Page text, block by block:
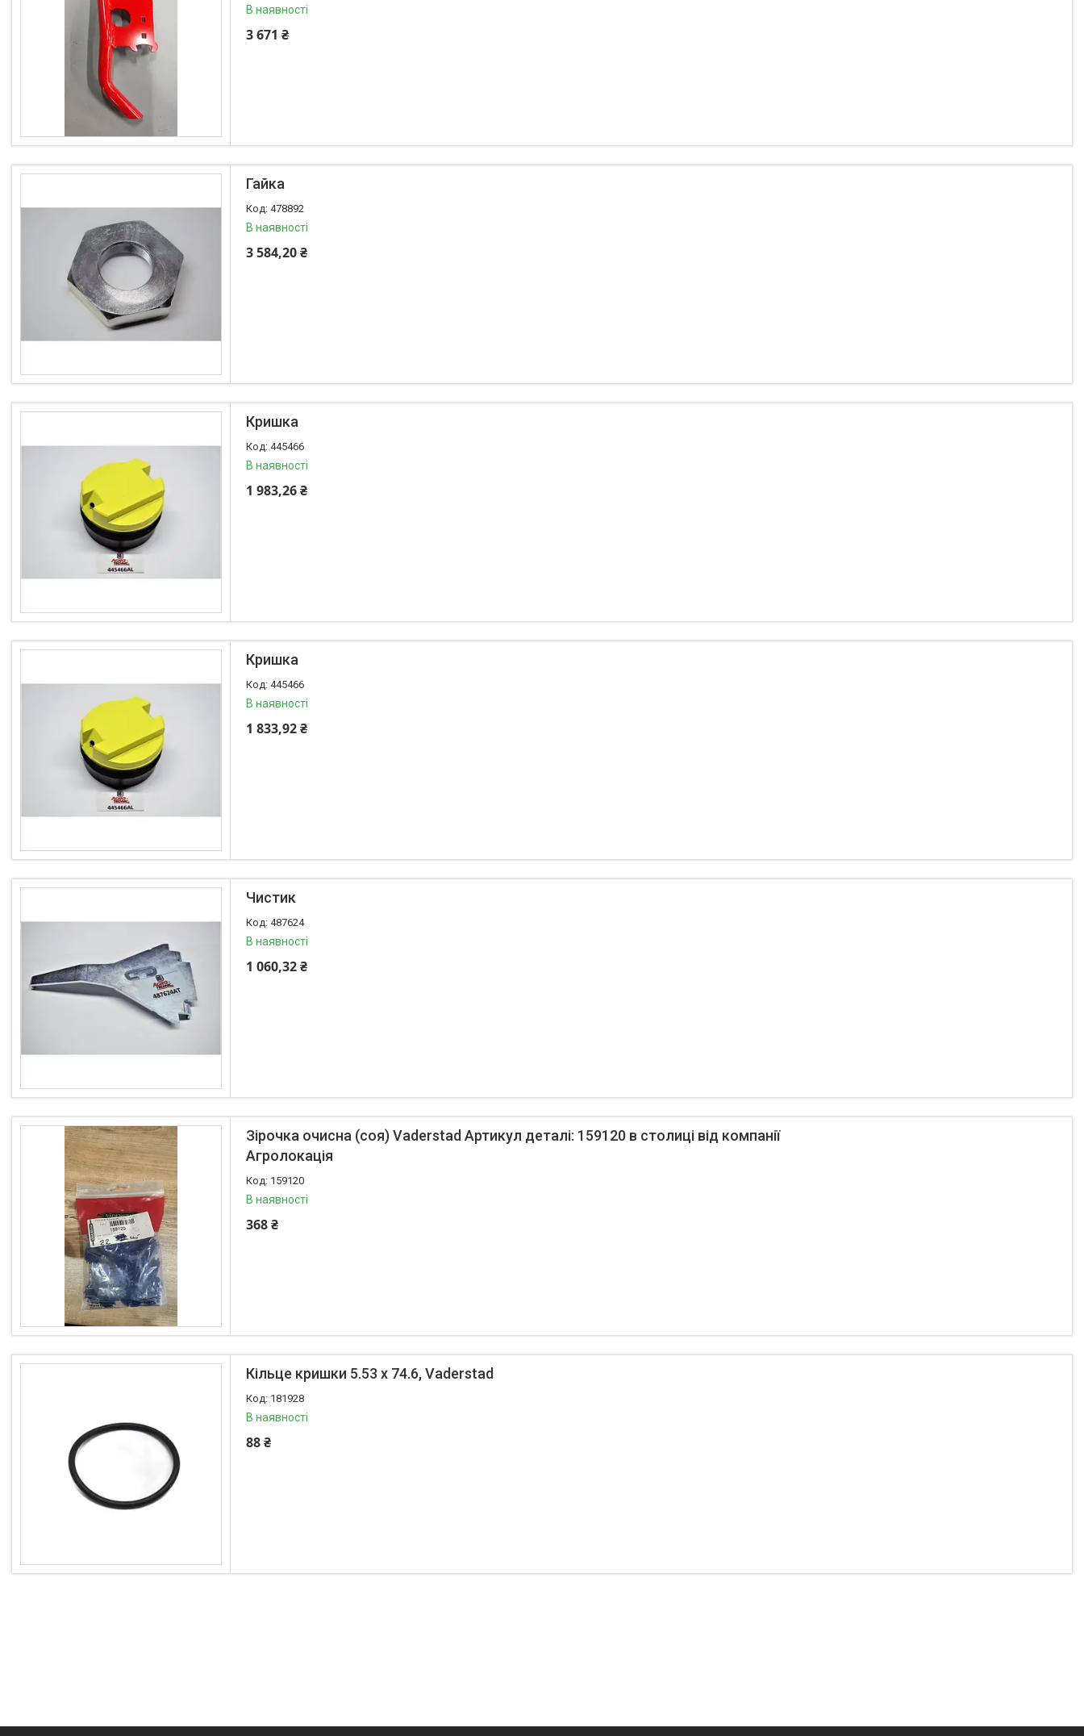
Запчастини для мостів
Паливні насоси
Запчастини для навіски
Датчики та соленоїди
Ремені
Муфти швидкороз'ємні
Віскомуфти
Рульові накінечники
Зірочки
Шківи
Шланги
Водяні насоси
Форсунки
Запчастини до імпортної
ДОБРИВА
В наявності
3 671 ₴
Гайка
478892
В наявності
3 584,20 ₴
Кришка
445466
В наявності
1 983,26 ₴
Кришка
445466
В наявності
1 833,92 ₴
Чистик
487624
В наявності
1 060,32 ₴
Зірочка очисна (соя) Vaderstad Артикул деталі: 159120 в столиці від компанії
Агролокація
159120
В наявності
368 ₴
Кільце кришки 5.53 x 74.6, Vaderstad
181928
В наявності
88 ₴